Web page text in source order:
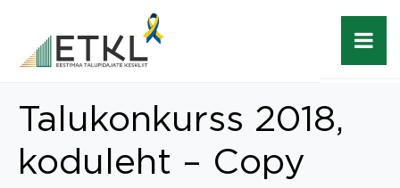
Talukonkurss 2018,
koduleht – Copy